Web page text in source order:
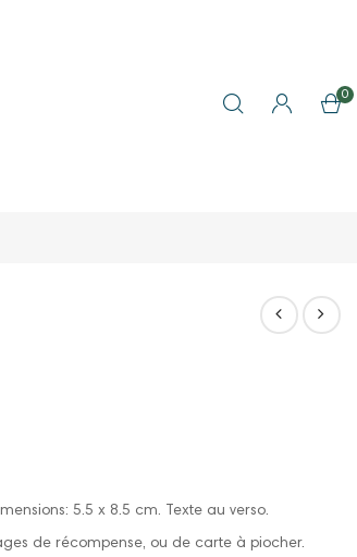
0
5.5 x 8.5 cm. Texte au verso.
de récompense, ou de carte à piocher.